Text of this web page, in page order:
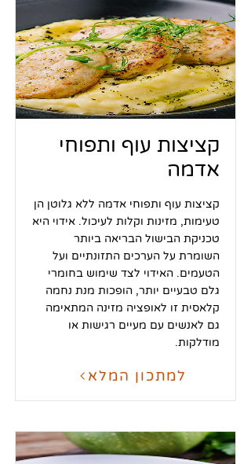
קציצות עוף ותפוחי
אדמה
קציצות עוף ותפוחי אדמה ללא גלוטן הן
טעימות, מזינות וקלות לעיכול. אידוי היא
טכניקת הבישול הבריאה ביותר
השומרת על הערכים התזונתיים ועל
הטעמים. האידוי לצד שימוש בחומרי
גלם טבעיים יותר, הופכות מנת נחמה
קלאסית זו לאופציה מזינה המתאימה
גם לאנשים עם מעיים רגישות או
מודלקות.
למתכון המלא